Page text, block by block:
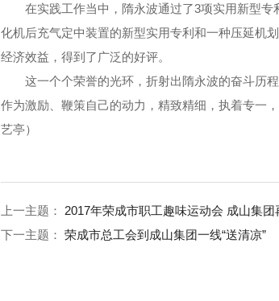
在实践工作当中，隋永波通过了3项实用新型专
化机后充气定中装置的新型实用专利和一种压延机
经济效益，得到了广泛的好评。
这一个个荣誉的光环，折射出隋永波的奋斗历程
作为激励、鞭策自己的动力，精致精细，执着专一
艺亭）
上一主题： 2017年荣成市职工趣味运动会 成山集团
下一主题：荣成市总工会到成山集团一线“送清凉”